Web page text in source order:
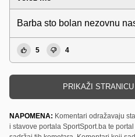
Barba sto bolan nezovnu
5 4
PRIKAŽI
NAPOMENA: Komentari odražavaju
i stavove portala SportSport.ba te